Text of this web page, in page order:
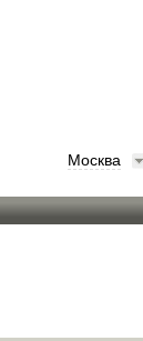
Москва